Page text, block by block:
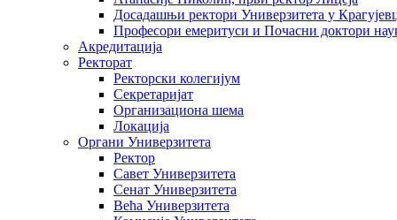
Досадашњи ректори Универзитета у
Професори емеритуси и Почасни доктори
Акредитација
Ректорат
Ректорски колегијум
Секретаријат
Организациона шема
Локација
Органи Универзитета
Ректор
Савет Универзитета
Сенат Универзитета
Већа Универзитета